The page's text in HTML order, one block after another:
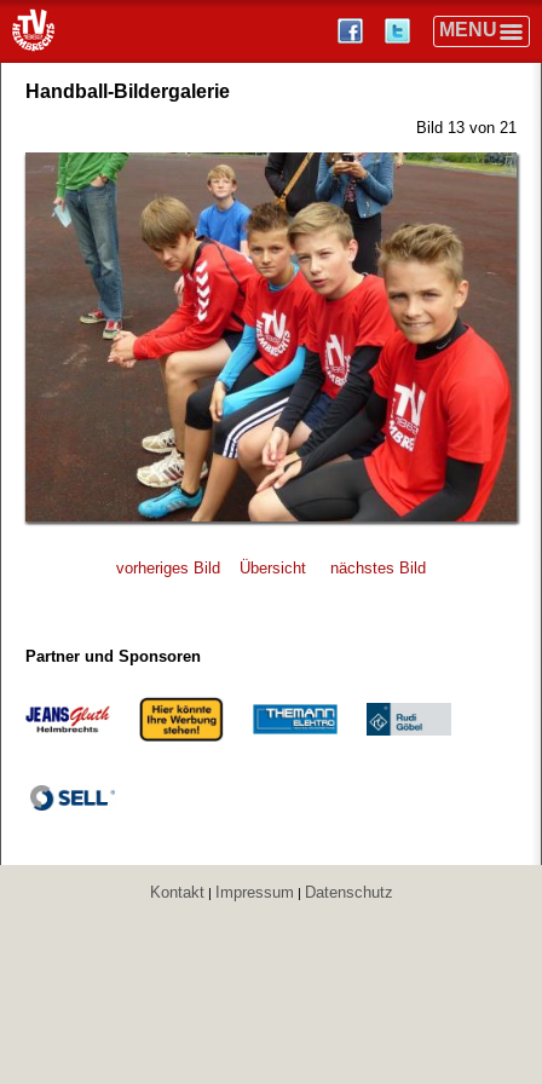
Handball-Bildergalerie
Bild 13 von 21
vorheriges Bild Übersicht nächstes Bild
Partner und Sponsoren
Kontakt| Impressum | Datenschutz